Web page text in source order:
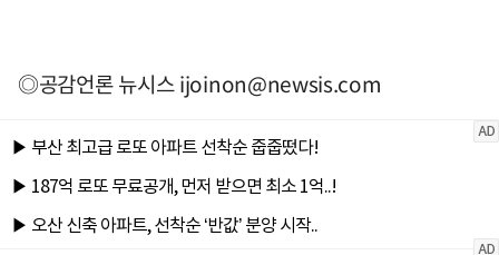
◎공감언론 뉴시스ijoinon@newsis.com